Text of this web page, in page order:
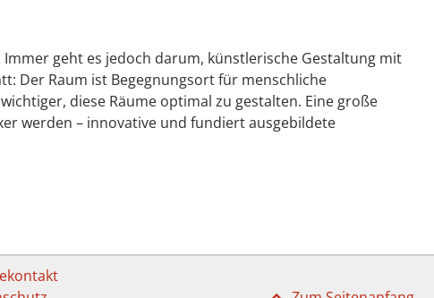
geht es jedoch darum, künstlerische Gestaltung mit
Der Raum ist Begegnungsort für menschliche
diese Räume optimal zu gestalten. Eine große
werden – innovative und fundiert ausgebildete